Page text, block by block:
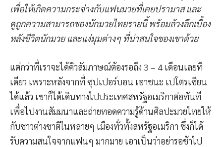
เพื่อให้เกิดความกระจ่างกับแฟนมวยที่เคยปรามาส และ
ดูถูกความสามารถของนักมวยไทยรายนี้ พร้อมล้วงลึกเบื้อง
หลังชีวิตนักมวย และแง่มุมต่างๆ ที่น่าสนใจของเขาด้วย
แต่กว่าที่เราจะได้คิวสัมภาษณ์ต้องรอถึง 3 – 4 เดือนเลยที
เดียว เพราะหลังจากที่ ซุปเปอร์บอน เอาชนะ เปโตรเซียน
ได้แล้ว เขาก็ได้เดินทางไปประเทศสหรัฐอเมริกาต่อทันที
เพื่อไปงานสัมมนาและถ่ายทอดความรู้ด้านศิลปะมวยไทยให้
กับชาวต่างชาติในหลายๆ เมืองทั่วทั้งสหรัฐอเมริกา ซึ่งก็ได้
รับความสนใจจากแฟนๆ มากมาย เอาเป็นว่าอย่ารอช้าไป